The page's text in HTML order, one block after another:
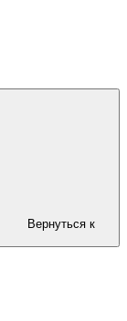
Вернуться к